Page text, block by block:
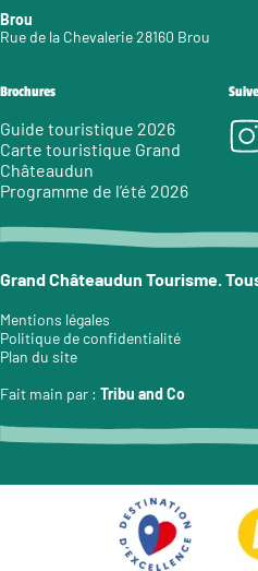
Brou
Rue de la Chevalerie 28160 Brou
Brochures
Guide touristique 2026
Carte touristique Grand
Châteaudun
Programme de l’été 2026
Grand Châteaudun Tourisme.
Mentions légales
Politique de confidentialité
Plan du site
Fait main par : Tribu and Co